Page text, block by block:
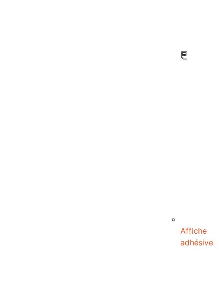
Affiche
adhésive